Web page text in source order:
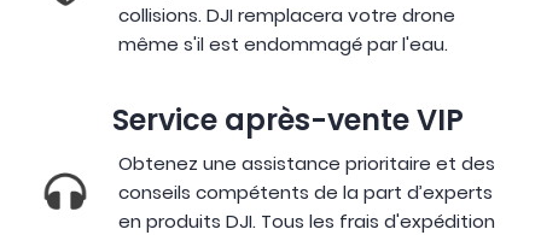
collisions. DJI remplacera votre drone
même s'il est endommagé par l'eau.
Service après-vente VIP
Obtenez une assistance prioritaire et des
conseils compétents de la part d’experts
en produits DJI. Tous les frais d'expédition